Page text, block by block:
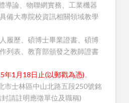
導論、物聯網實務、工業機器
備大專院校資訊相關領域教學
履歷、碩博士畢業證書、碩博
列表、教育部頒發之教師證書
年1月18日止(以郵戳為憑)。
市士林區中山北路五段250號銘
請註明應徵單位及職稱)